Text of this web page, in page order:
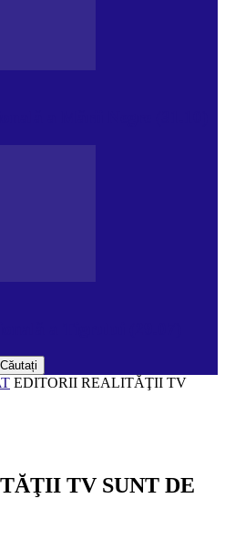
EDITORII REALITĂŢII TV
TV SUNT DE